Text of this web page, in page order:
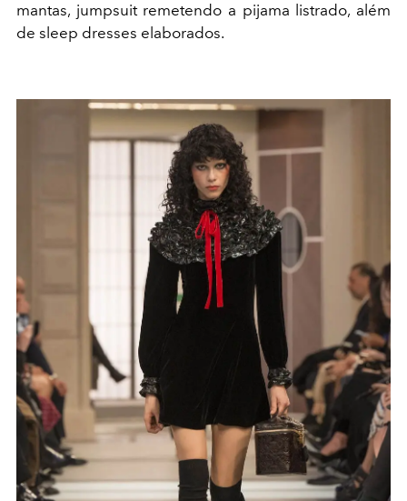
mantas, jumpsuit remetendo a pijama listrado, além
de sleep dresses elaborados.